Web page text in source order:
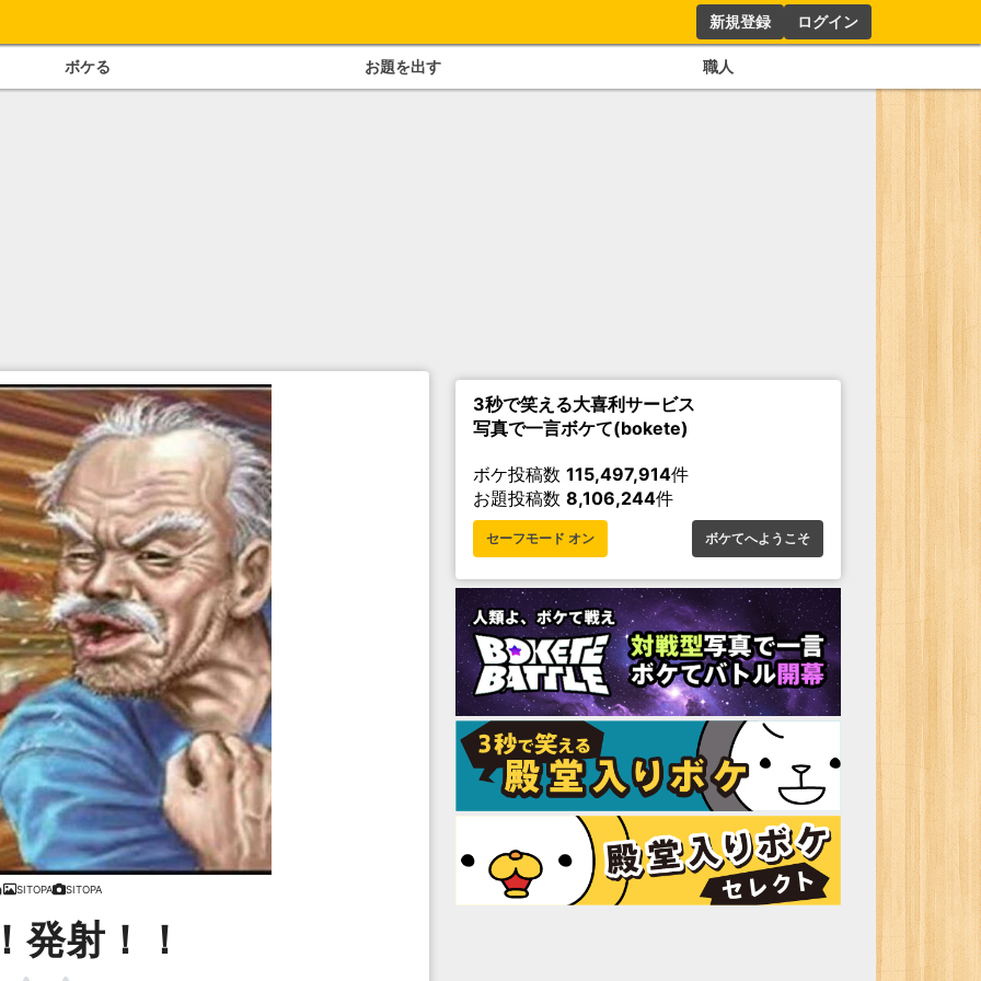
新規登録 ログイン
ボケる お題を出す 職人
SITOPA SITOPA
発射！！
3秒で笑える大喜利サービス
写真で一言ボケて(bokete)
ボケ投稿数 115,497,914件
お題投稿数 8,106,244件
セーフモード オン ボケてへようこそ